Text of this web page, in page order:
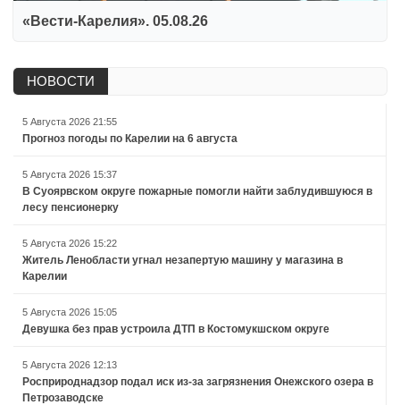
«Вести-Карелия». 05.08.26
НОВОСТИ
5 Августа 2026 21:55
Прогноз погоды по Карелии на 6 августа
5 Августа 2026 15:37
В Суоярвском округе пожарные помогли найти заблудившуюся в
лесу пенсионерку
5 Августа 2026 15:22
Житель Ленобласти угнал незапертую машину у магазина в
Карелии
5 Августа 2026 15:05
Девушка без прав устроила ДТП в Костомукшском округе
5 Августа 2026 12:13
Росприроднадзор подал иск из-за загрязнения Онежского озера в
Петрозаводске